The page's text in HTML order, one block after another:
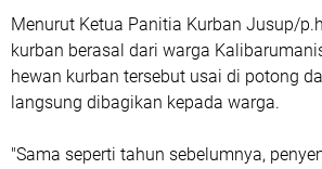
Menurut Ketua Panitia Kurban Jusup/
kurban berasal dari warga
hewan kurban tersebut usai di potong
langsung dibagikan kepada warga.
"Sama seperti tahun sebelumnya,